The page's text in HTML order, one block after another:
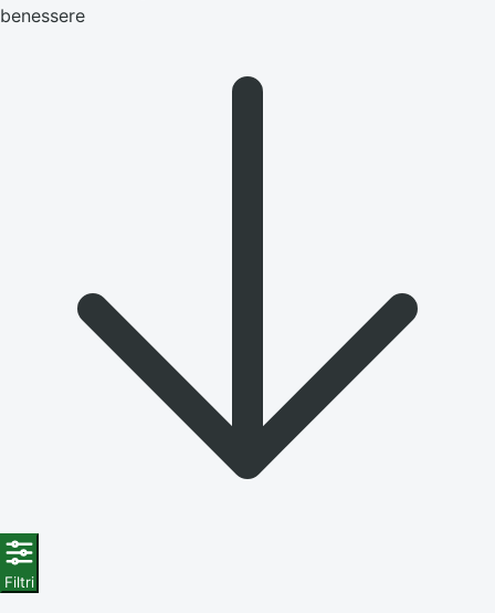
benessere
Filtri